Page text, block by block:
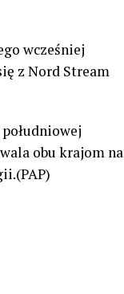
wcześniej
z Nord Stream
obu krajom na